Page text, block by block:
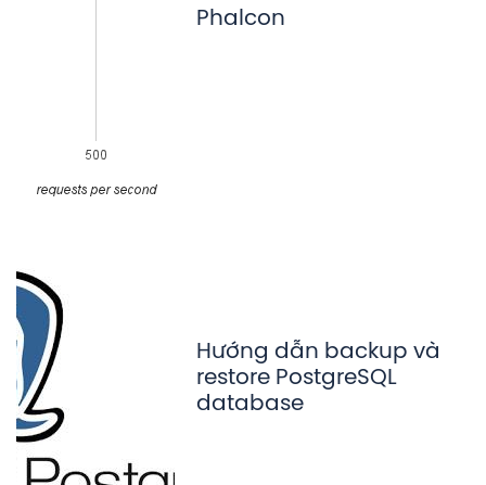
Phalcon
Hướng dẫn backup và
restore PostgreSQL
database